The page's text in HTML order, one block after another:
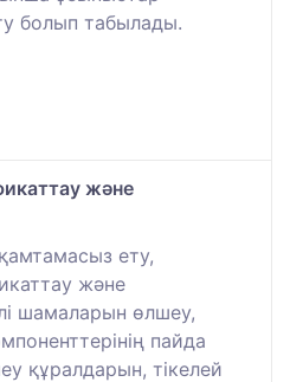
болып табылады.
және
ету,
және
шамаларын өлшеу,
пайда
құралдарын, тікелей